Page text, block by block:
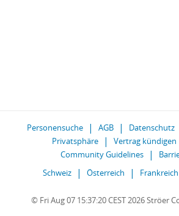
Personensuche AGB Datenschutz
Privatsphäre
Vertrag kündigen
Community Guidelines
Schweiz
Österreich Frankreich
© Fri Aug 07 15:37:20 CEST 2026 Ströer